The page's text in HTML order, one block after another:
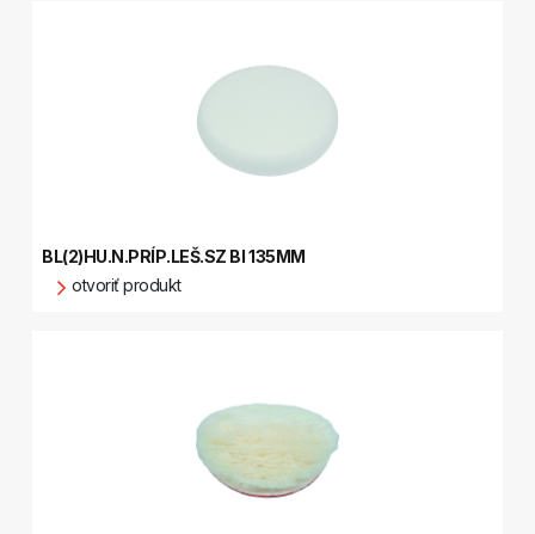
BL(2)HU.N.PRÍP.LEŠ.SZ BI 135MM
otvoriť produkt